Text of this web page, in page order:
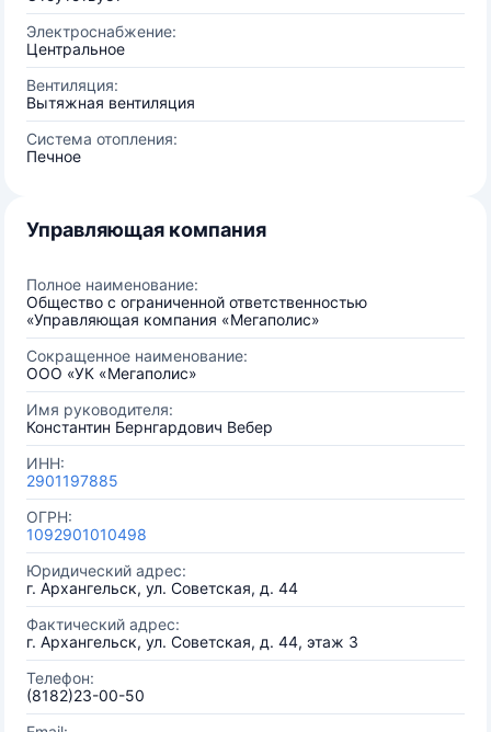
Электроснабжение:
Центральное
Вентиляция:
Вытяжная вентиляция
Система отопления:
Печное
Управляющая компания
Полное наименование:
Общество с ограниченной ответственностью
«Управляющая компания «Мегаполис»
Сокращенное наименование:
ООО «УК «Мегаполис»
Имя руководителя:
Константин Бернгардович Вебер
ИНН:
2901197885
ОГРН:
1092901010498
Юридический адрес:
г. Архангельск, ул. Советская, д. 44
Фактический адрес:
г. Архангельск, ул. Советская, д. 44, этаж 3
Телефон:
(8182)23-00-50